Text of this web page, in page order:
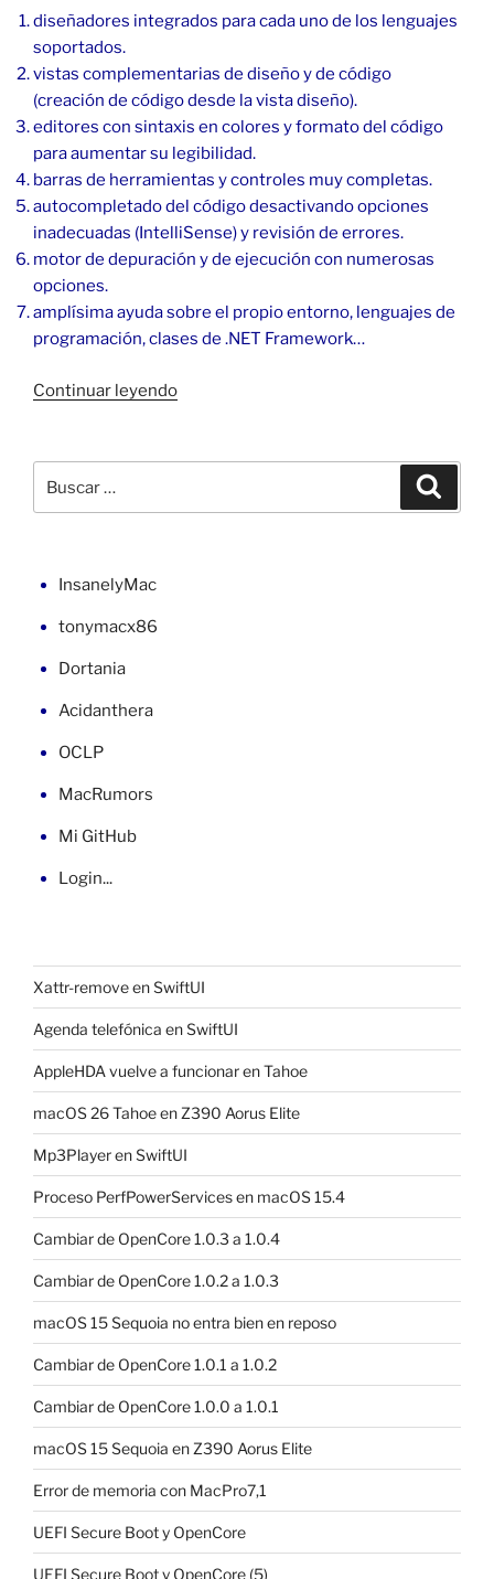
diseñadores integrados para cada uno de los lenguajes
soportados.
vistas complementarias de diseño y de código
(creación de código desde la vista diseño).
editores con sintaxis en colores y formato del código
para aumentar su legibilidad.
barras de herramientas y controles muy completas.
autocompletado del código desactivando opciones
inadecuadas (IntelliSense) y revisión de errores.
motor de depuración y de ejecución con numerosas
opciones.
amplísima ayuda sobre el propio entorno, lenguajes de
programación, clases de .NET Framework…
Continuar leyendo«Aplicaciones
en
por:
InsanelyMac
tonymacx86
Dortania
Acidanthera
OCLP
MacRumors
Mi GitHub
Login...
Xattr-remove en SwiftUI
Agenda telefónica en SwiftUI
AppleHDA vuelve a funcionar en Tahoe
macOS 26 Tahoe en Z390 Aorus Elite
Mp3Player en SwiftUI
Proceso PerfPowerServices en macOS 15.4
Cambiar de OpenCore 1.0.3 a 1.0.4
Cambiar de OpenCore 1.0.2 a 1.0.3
macOS 15 Sequoia no entra bien en reposo
Cambiar de OpenCore 1.0.1 a 1.0.2
Cambiar de OpenCore 1.0.0 a 1.0.1
macOS 15 Sequoia en Z390 Aorus Elite
Error de memoria con MacPro7,1
UEFI Secure Boot y OpenCore
UEFI Secure Boot y OpenCore (5)